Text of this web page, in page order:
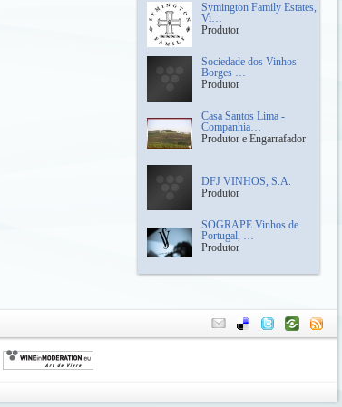
Symington Family Estates,
Vi…
Produtor
Sociedade dos Vinhos
Borges …
Produtor
Casa Santos Lima -
Companhia…
Produtor e Engarrafador
DFJ VINHOS, S.A.
Produtor
SOGRAPE Vinhos de
Portugal, …
Produtor